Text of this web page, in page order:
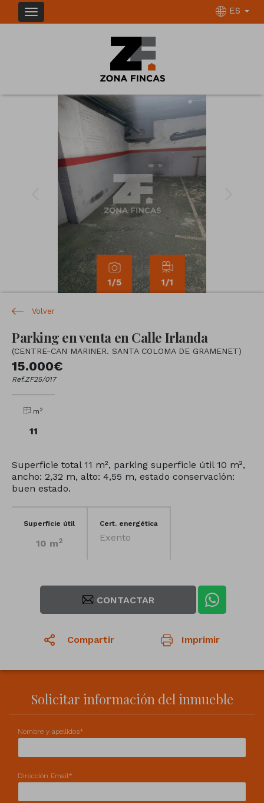
ES
1/5 1/1
Previous
Volver
Parking en venta en Calle Irlanda
(CENTRE-CAN MARINER. SANTA COLOMA DE GRAMENET)
15.000€
Ref.ZF25/017
m 2
11
Superficie total 11 m², parking superficie útil 10 m²,
ancho: 2,32 m, alto: 4,55 m, estado conservación:
buen estado.
Superficie útil
10 m2
Cert. energética
Exento
CONTACTAR
Compartir Imprimir
Solicitar información del inmueble
Nombre y apellidos*
Dirección Email*